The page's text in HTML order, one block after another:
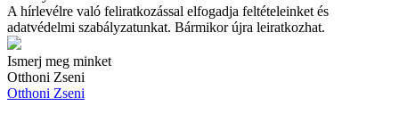
A hírlevélre való feliratkozással elfogadja feltételeinket és
adatvédelmi szabályzatunkat. Bármikor újra leiratkozhat.
Ismerj meg minket
Otthoni Zseni
Otthoni Zseni